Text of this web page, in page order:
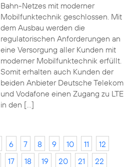
Bahn-Netzes mit moderner
Mobilfunktechnik geschlossen. Mit
dem Ausbau werden die
regulatorischen Anforderungen an
eine Versorgung aller Kunden mit
moderner Mobilfunktechnik erfüllt.
Somit erhalten auch Kunden der
beiden Anbieter Deutsche Telekom
und Vodafone einen Zugang zu LTE
in den […]
6 7 8 9 10 11
12
17 18 19 20 21
22